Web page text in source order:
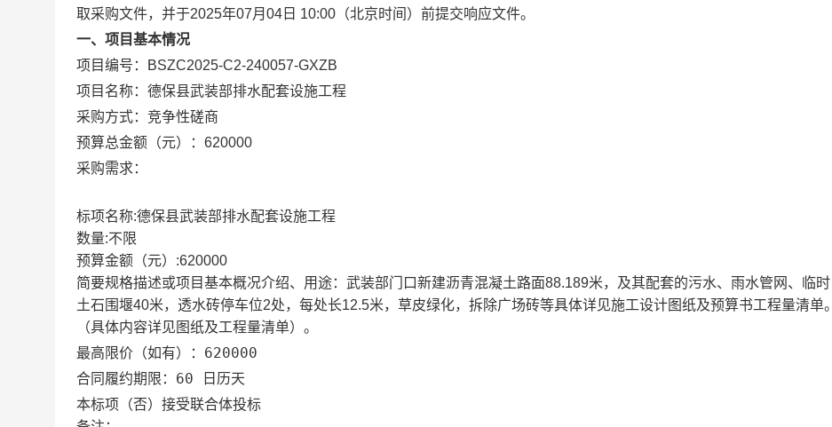
取采购文件，并于2025年07月04日 10:00 （北京时间）前提交响应文件。
一、项目基本情况
项目编号：
BSZC2025-C2-240057-GXZB
项目名称： 德保县武装部排水配套设施工程
采购方式：竞争性磋商
预算总金额（元）： 620000
采购需求：
标项名称:德保县武装部排水配套设施工程
数量:不限
预算金额（元）:620000
简要规格描述或项目基本概况介绍、用途： 武装部门口新建沥青混凝土路面88.189米，及其配套的污水、雨水管网、临时
土石围堰40米，透水砖停车位2处，每处长12.5米，草皮绿化，拆除广场砖等具体详见施工设计图纸及预算书工程量清单。
（具体内容详见图纸及工程量清单）。
最高限价（如有）： 620000
合同履约期限： 60 日历天
本标项（否）接受联合体投标